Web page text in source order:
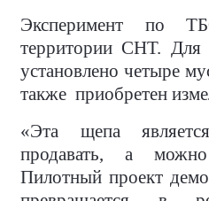
Эксперимент по
территории СНТ. Для
установлено четыре
также приобретен
«Эта щепа
продавать, а
Пилотный проект